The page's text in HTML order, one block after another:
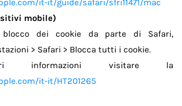
it-it/guide/safari/sfri11471/mac
mobile)
dei cookie da parte di Safari,
> Safari > Blocca tutti i cookie.
informazioni visitare la
it-it/HT201265